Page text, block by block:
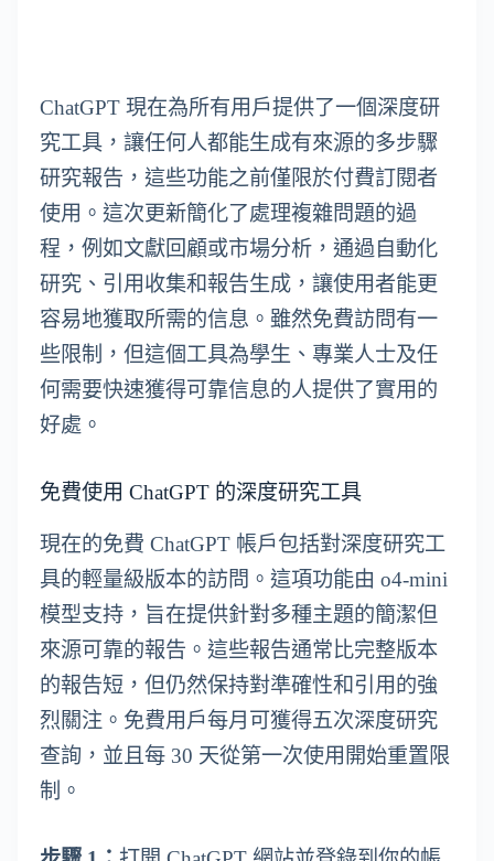
ChatGPT 現在為所有用戶提供了一個深度研
究工具，讓任何人都能生成有來源的多步驟
研究報告，這些功能之前僅限於付費訂閱者
使用。這次更新簡化了處理複雜問題的過
程，例如文獻回顧或市場分析，通過自動化
研究、引用收集和報告生成，讓使用者能更
容易地獲取所需的信息。雖然免費訪問有一
些限制，但這個工具為學生、專業人士及任
何需要快速獲得可靠信息的人提供了實用的
好處。
免費使用 ChatGPT 的深度研究工具
現在的免費 ChatGPT 帳戶包括對深度研究工
具的輕量級版本的訪問。這項功能由 o4-mini
模型支持，旨在提供針對多種主題的簡潔但
來源可靠的報告。這些報告通常比完整版本
的報告短，但仍然保持對準確性和引用的強
烈關注。免費用戶每月可獲得五次深度研究
查詢，並且每 30 天從第一次使用開始重置限
制。